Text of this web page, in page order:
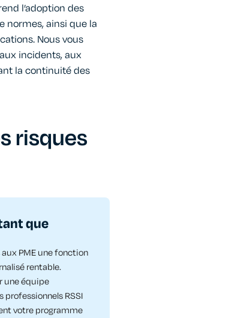
l’adoption des
normes, ainsi que la
Nous vous
incidents, aux
la continuité des
risques
que
PME une fonction
rentable.
une équipe
professionnels RSSI
votre programme